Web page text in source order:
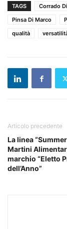
TAGS Corrado
Pinsa Di Marco
qualità
Articolo precedente
La linea
Martini
marchio “Eletto
dell’Anno”